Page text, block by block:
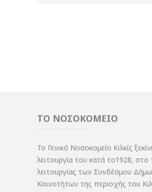
ΤΟ ΝΟΣΟΚΟΜΕΙΟ
Το Γενικό Νοσοκομείο Κιλκίς
λειτουργία του κατά το1928, στο
λειτουργίας των Συνδέσμου
Κοινοτήτων της περιοχής του